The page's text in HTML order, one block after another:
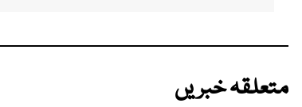
متعلقہ خبریں